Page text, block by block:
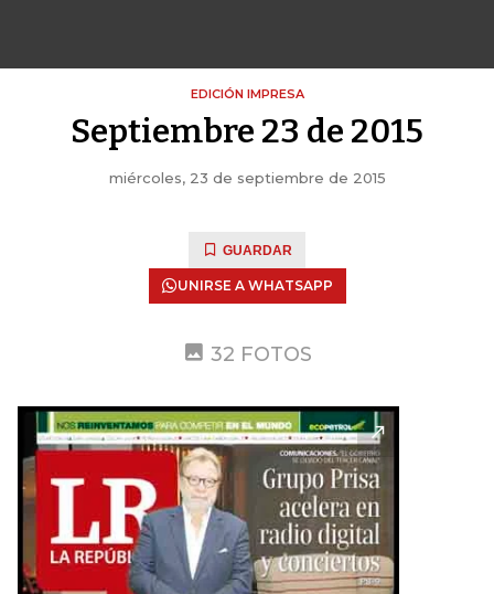
EDICIÓN IMPRESA
Septiembre 23 de 2015
miércoles, 23 de septiembre de 2015
GUARDAR
UNIRSE A WHATSAPP
32 FOTOS